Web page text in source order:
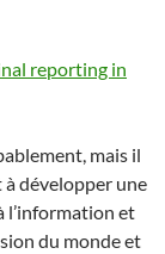
reporting in
mais il
développer une
l’information et
du monde et